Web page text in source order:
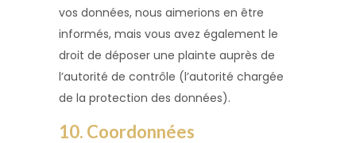
vos données, nous aimerions en être
informés, mais vous avez également le
droit de déposer une plainte auprès de
l’autorité de contrôle (l’autorité chargée
de la protection des données).
10. Coordonnées